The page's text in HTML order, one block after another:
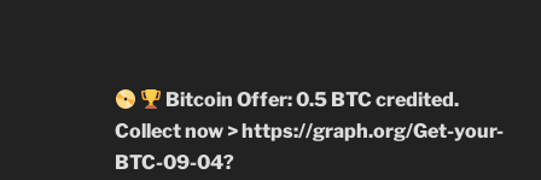
Bitcoin Offer: 0.5 BTC credited.
Collect now > https://graph.org/Get-your-
BTC-09-04?